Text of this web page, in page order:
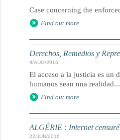
Case concerning the
Find out more
Derechos, Remedios y
9/AUG/2016
El acceso a la justicia es un
humanos sean una realidad...
Find out more
ALGÉRIE : Internet
22/JUN/2016